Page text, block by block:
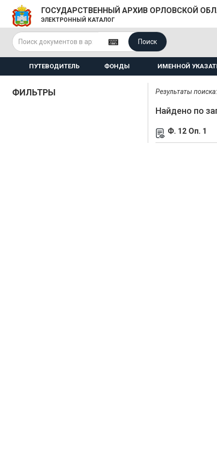
ГОСУДАРСТВЕННЫЙ АРХИВ ОРЛОВСКОЙ
ЭЛЕКТРОННЫЙ КАТАЛОГ
Поиск
ПУТЕВОДИТЕЛЬ ФОНДЫ ИМЕННОЙ
ФИЛЬТРЫ Результаты
Найдено по
Ф. 12 Оп. 1